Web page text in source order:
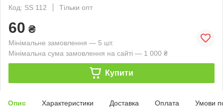
Код: SS 112
Тільки опт
60 ₴
Мінімальне замовлення — 5 шт.
Мінімальна сума замовлення на сайті — 1 000 ₴
Купити
Опис Характеристики Доставка Оплата Умови